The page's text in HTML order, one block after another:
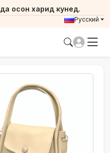
осон харид кунед.
Русский